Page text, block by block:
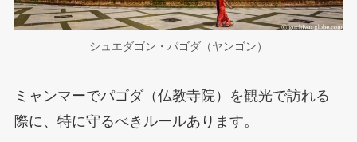
シュエダゴン・パゴダ（ヤンゴン）
ミャンマーでパゴダ（仏教寺院）を観光で訪れる
際に、特に守るべきルールあります。